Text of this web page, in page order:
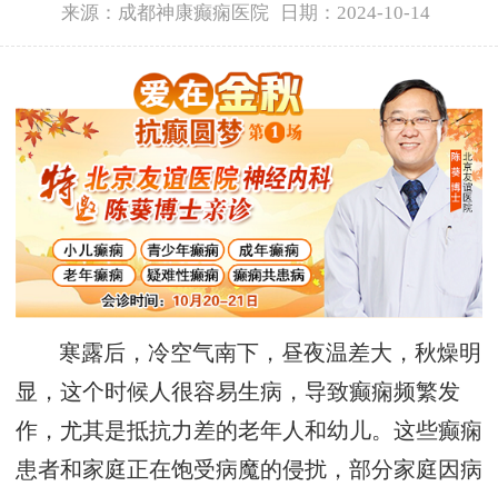
来源：成都神康癫痫医院 日期：2024-10-14
寒露后，冷空气南下，昼夜温差大，秋燥明
显，这个时候人很容易生病，导致癫痫频繁发
作，尤其是抵抗力差的老年人和幼儿。这些癫痫
患者和家庭正在饱受病魔的侵扰，部分家庭因病